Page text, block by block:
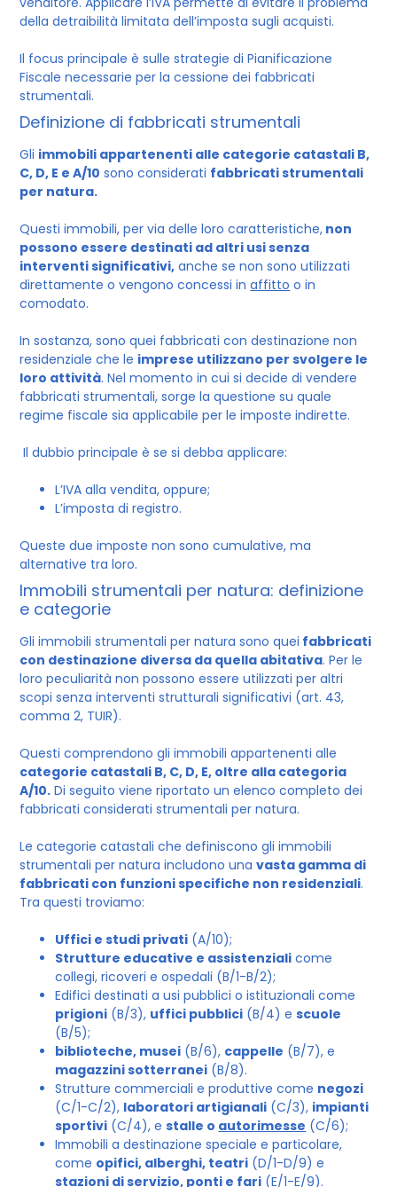
della detraibilità limitata dell’imposta sugli acquisti.
Il focus principale è sulle strategie di Pianificazione
Fiscale necessarie per la cessione dei fabbricati
strumentali.
Definizione di fabbricati strumentali
Gli immobili appartenenti alle categorie catastali B,
C, D, E e A/10 sono considerati fabbricati strumentali
per natura.
Questi immobili, per via delle loro caratteristiche, non
possono essere destinati ad altri usi senza
interventi significativi, anche se non sono utilizzati
direttamente o vengono concessi inaffitto o in
comodato.
In sostanza, sono quei fabbricati con destinazione non
residenziale che le imprese utilizzano per svolgere le
loro attività. Nel momento in cui si decide di vendere
fabbricati strumentali, sorge la questione su quale
regime fiscale sia applicabile per le imposte indirette.
Il dubbio principale è se si debba applicare:
L’IVA alla vendita, oppure;
L’imposta di registro.
Queste due imposte non sono cumulative, ma
alternative tra loro.
Immobili strumentali per natura: definizione
e categorie
Gli immobili strumentali per natura sono quei fabbricati
con destinazione diversa da quella abitativa. Per le
loro peculiarità non possono essere utilizzati per altri
scopi senza interventi strutturali significativi (art. 43,
comma 2, TUIR).
Questi comprendono gli immobili appartenenti alle
categorie catastali B, C, D, E, oltre alla categoria
A/10. Di seguito viene riportato un elenco completo dei
fabbricati considerati strumentali per natura.
Le categorie catastali che definiscono gli immobili
strumentali per natura includono unavasta gamma di
fabbricati con funzioni specifiche non residenziali.
Tra questi troviamo:
Uffici e studi privati (A/10);
Strutture educative e assistenziali come
collegi, ricoveri e ospedali (B/1-B/2);
Edifici destinati a usi pubblici o istituzionali come
prigioni (B/3), uffici pubblici (B/4) escuole
(B/5);
biblioteche, musei (B/6), cappelle (B/7), e
magazzini sotterranei (B/8).
Strutture commerciali e produttive come negozi
(C/1-C/2), laboratori artigianali (C/3), impianti
sportivi (C/4), estalle o autorimesse (C/6);
Immobili a destinazione speciale e particolare,
come opifici, alberghi, teatri (D/1-D/9) e
stazioni di servizio, ponti e fari (E/1-E/9).